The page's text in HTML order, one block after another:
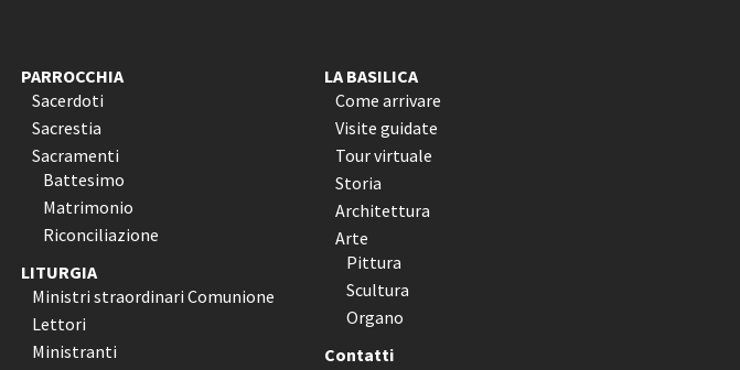
PARROCCHIA
Sacerdoti
Sacrestia
Sacramenti
Battesimo
Matrimonio
Riconciliazione
LITURGIA
Ministri straordinari Comunione
Lettori
Ministranti
LA BASILICA
Come arrivare
Visite guidate
Tour virtuale
Storia
Architettura
Arte
Pittura
Scultura
Organo
Contatti